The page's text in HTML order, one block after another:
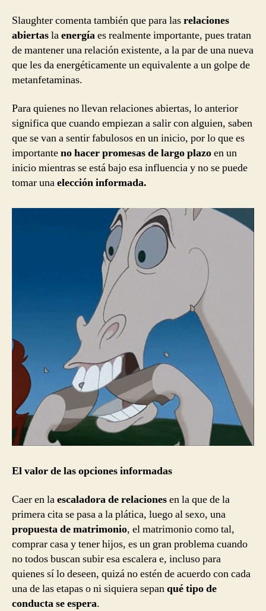
Slaughter comenta también que para lasrelaciones
abiertaslaenergíaes realmente importante, pues tratan
de mantener una relación existente, a la par de una nueva
que les da energéticamente un equivalente a un golpe de
metanfetaminas.
Para quienes no llevan relaciones abiertas, lo anterior
significa que cuando empiezan a salir con alguien, saben
que se van a sentir fabulosos en un inicio, por lo que es
importanteno hacer promesas de largo plazoen un
inicio mientras se está bajo esa influencia y no se puede
tomar unaelección informada.
El valor de las opciones informadas
Caer en laescaladora de relacionesen la que de la
primera cita se pasa a la plática, luego al sexo, una
propuesta de matrimonio, el matrimonio como tal,
comprar casa y tener hijos, es un gran problema cuando
no todos buscan subir esa escalera e, incluso para
quienes sí lo deseen, quizá no estén de acuerdo con cada
una de las etapas o ni siquiera sepanqué tipo de
conducta se espera.